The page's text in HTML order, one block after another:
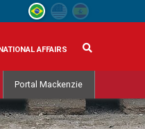
AFFAIRS
Portal Mackenzie